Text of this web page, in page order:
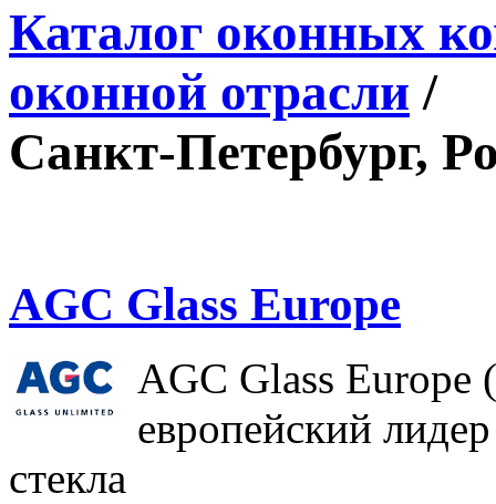
Каталог оконных
оконной отрасли /
Санкт-Петербург,
AGC Glass Europe
AGC Glass Europe
европейский
стекла